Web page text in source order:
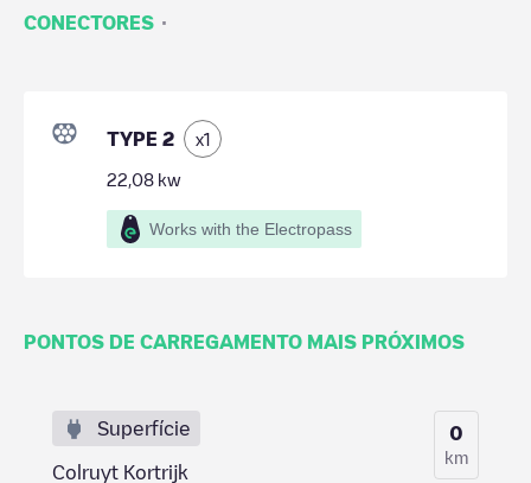
CONECTORES ·
TYPE 2 x1
22,08 kw
Works with the Electropass
PONTOS DE CARREGAMENTO MAIS PRÓXIMOS
Superfície
Colruyt Kortrijk
0
km